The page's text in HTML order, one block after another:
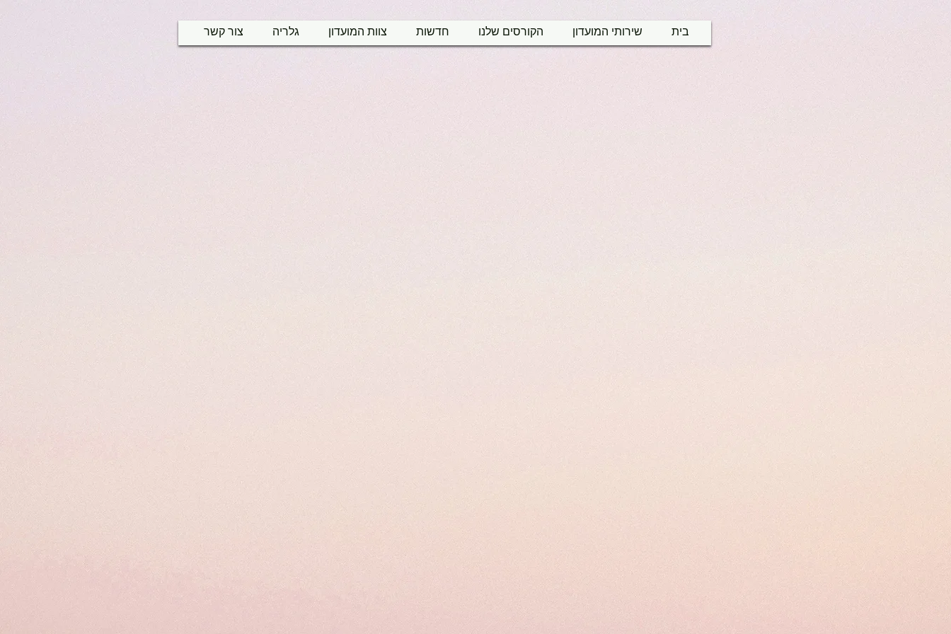
צור קשר גלריה צוות המועדון חדשות הקורסים שלנו שירותי המועדון בית